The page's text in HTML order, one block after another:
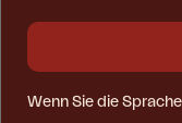
Wenn Sie die